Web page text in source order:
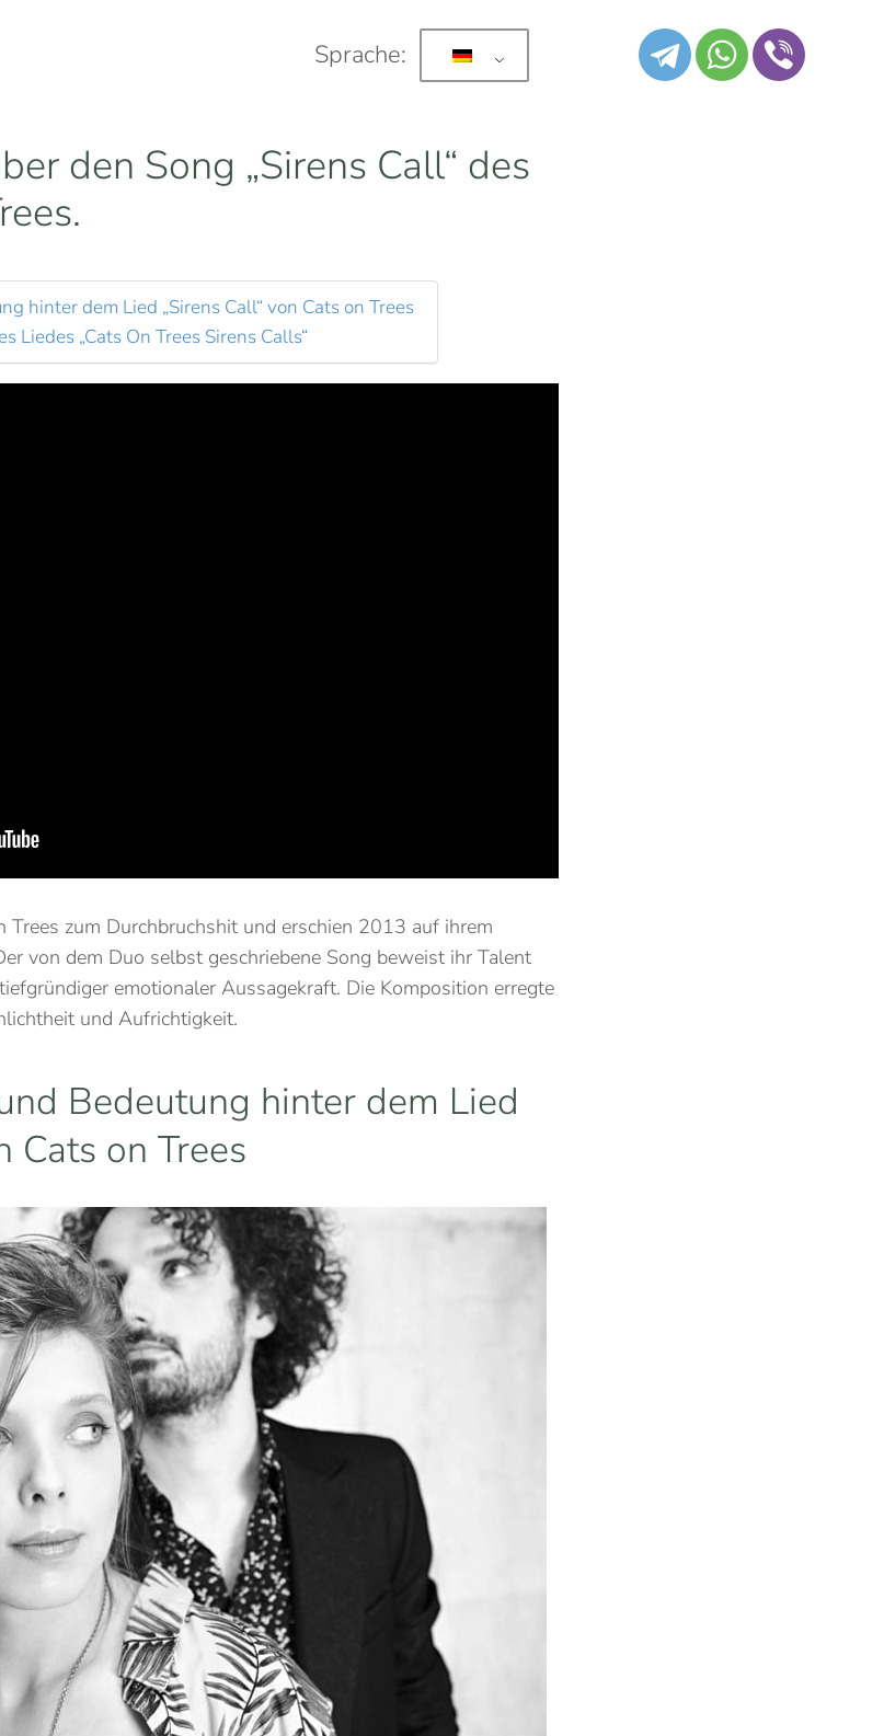
Sprache:
den Song „Sirens Call“ des
hinter dem Lied „Sirens Call“ von Cats on Trees
Liedes „Cats On Trees Sirens Calls“
Trees zum Durchbruchshit und erschien 2013 auf ihrem
von dem Duo selbst geschriebene Song beweist ihr Talent
emotionaler Aussagekraft. Die Komposition erregte
und Aufrichtigkeit.
Bedeutung hinter dem Lied
Cats on Trees